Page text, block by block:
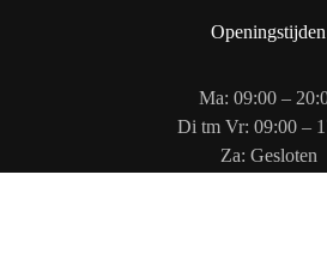
Openingstijden
Ma: 09:00 –
Di tm Vr: 09:00 –
Za: Gesloten